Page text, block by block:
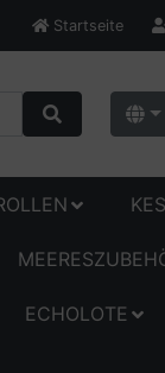
Startseite
ECHOLOTE